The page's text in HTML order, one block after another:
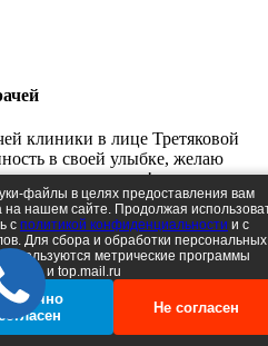
клиники в лице Третяковой
в своей улыбке, желаю
роста!
файлы в целях предоставления вам
на нашем сайте. Продолжая
c политикой конфиденциальности и с
Для сбора и обработки персональных
метрические программы
и top.mail.ru
Частично
Не согласен